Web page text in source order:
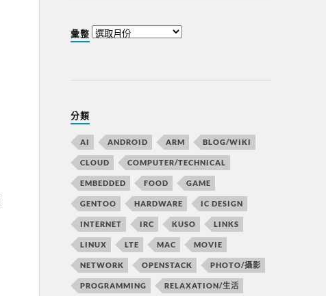
彙整
分類
AI ANDROID ARM BLOG/WIKI
CLOUD COMPUTER/TECHNICAL
EMBEDDED FOOD GAME
GENTOO HARDWARE IC DESIGN
INTERNET IRC KUSO LINKS
LINUX LTE MAC MOVIE
NETWORK OPENSTACK PHOTO/攝影
PROGRAMMING RELAXATION/生活